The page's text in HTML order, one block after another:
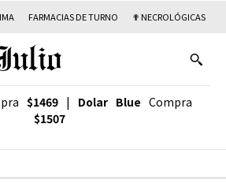
FARMACIAS DE TURNO ✟ NECROLÓGICAS
$1469 | Dolar Blue Compra
$1507